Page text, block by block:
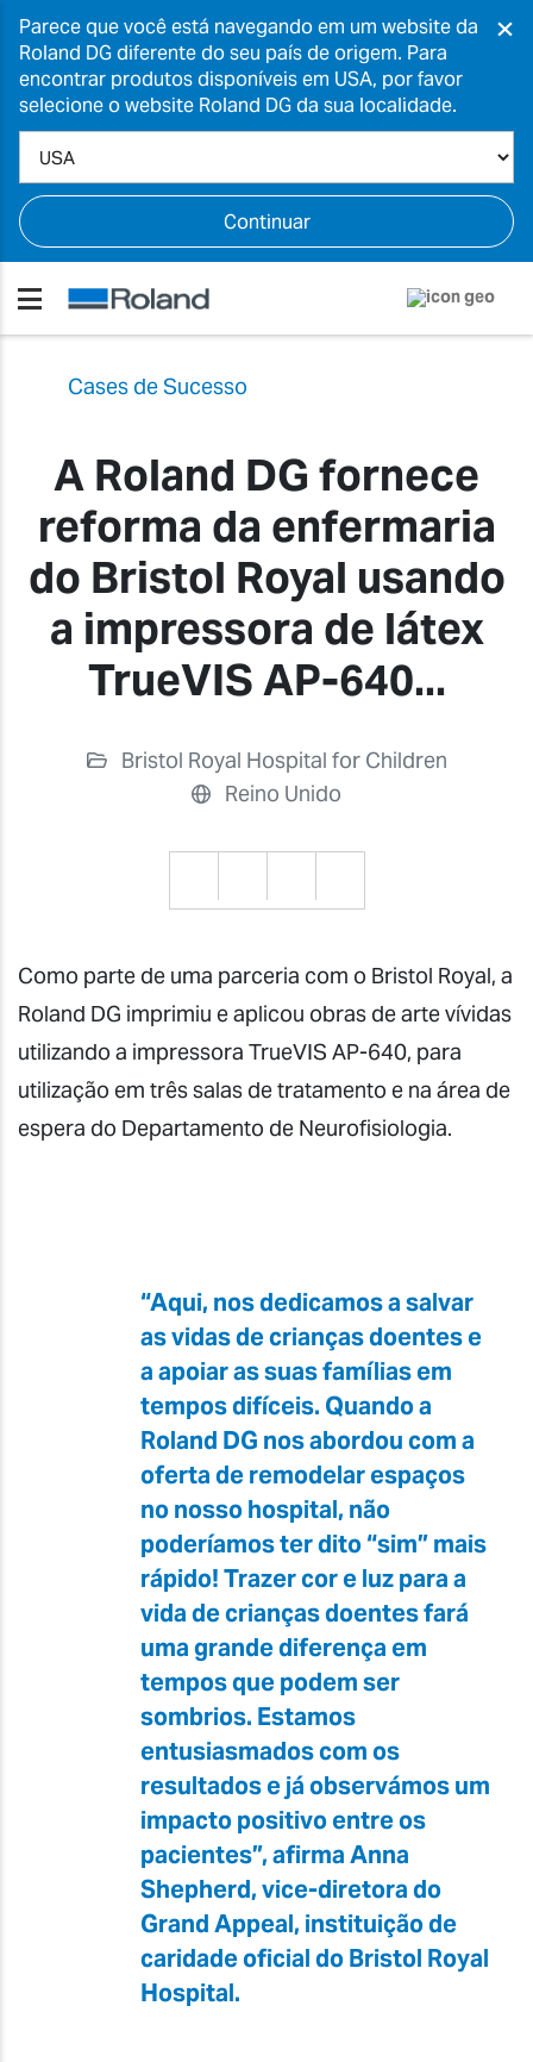
Parece que você está navegando em um website da
Roland DG diferente do seu país de origem. Para
encontrar produtos disponíveis em USA, por favor
selecione o website Roland DG da sua localidade.
Continuar
×
Cases de Sucesso
A Roland DG fornece
reforma da enfermaria
do Bristol Royal usando
a impressora de látex
TrueVIS AP-640...
Bristol Royal Hospital for Children
Reino Unido
Como parte de uma parceria com o Bristol Royal, a
Roland DG imprimiu e aplicou obras de arte vívidas
utilizando a impressora TrueVIS AP-640, para
utilização em três salas de tratamento e na área de
espera do Departamento de Neurofisiologia.
“Aqui, nos dedicamos a salvar
as vidas de crianças doentes e
a apoiar as suas famílias em
tempos difíceis. Quando a
Roland DG nos abordou com a
oferta de remodelar espaços
no nosso hospital, não
poderíamos ter dito “sim” mais
rápido! Trazer cor e luz para a
vida de crianças doentes fará
uma grande diferença em
tempos que podem ser
sombrios. Estamos
entusiasmados com os
resultados e já observámos um
impacto positivo entre os
pacientes”, afirma Anna
Shepherd, vice-diretora do
Grand Appeal, instituição de
caridade oficial do Bristol Royal
Hospital.